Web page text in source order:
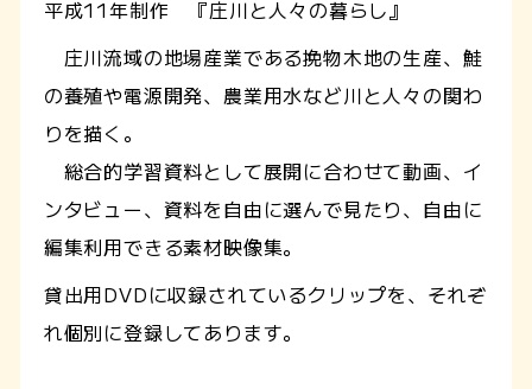
平成11年制作 『庄川と人々の暮らし』
庄川流域の地場産業である挽物木地の生産、鮭
の養殖や電源開発、農業用水など川と人々の関わ
りを描く。
総合的学習資料として展開に合わせて動画、イ
ンタビュー、資料を自由に選んで見たり、自由に
編集利用できる素材映像集。
貸出用DVDに収録されているクリップを、それぞ
れ個別に登録してあります。